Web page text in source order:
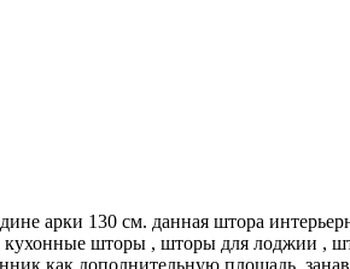
арки 130 см. данная штора
шторы , шторы для лоджии ,